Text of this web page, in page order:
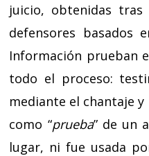
juicio, obtenidas tras
defensores basados
Información prueban
todo el proceso:
mediante el chantaje
como “prueba” de un
lugar, ni fue usada